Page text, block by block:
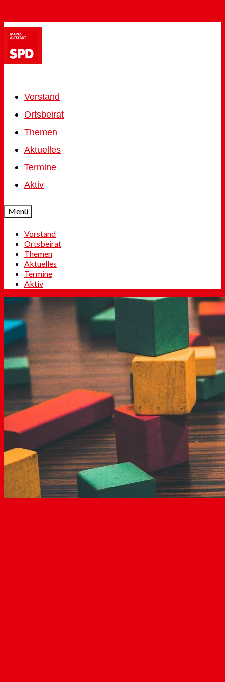
Vorstand
Ortsbeirat
Themen
Aktuelles
Termine
Aktiv
Menü
Vorstand
Ortsbeirat
Themen
Aktuelles
Termine
Aktiv